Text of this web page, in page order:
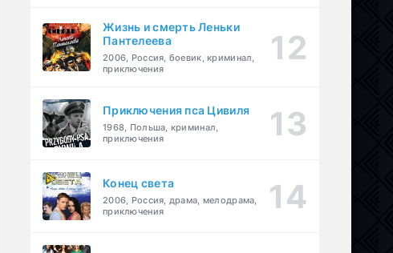
Жизнь и смерть Леньки
Пантелеева
2006, Россия, боевик, криминал,
приключения
Приключения пса Цивиля
1968, Польша, криминал,
приключения
Конец света
2006, Россия, драма, мелодрама,
приключения